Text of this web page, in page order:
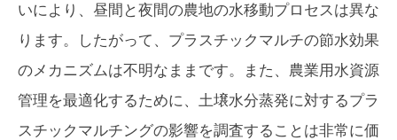
いにより、昼間と夜間の農地の水移動プロセスは異な
ります。したがって、プラスチックマルチの節水効果
のメカニズムは不明なままです。また、農業用水資源
管理を最適化するために、土壌水分蒸発に対するプラ
スチックマルチングの影響を調査することは非常に価